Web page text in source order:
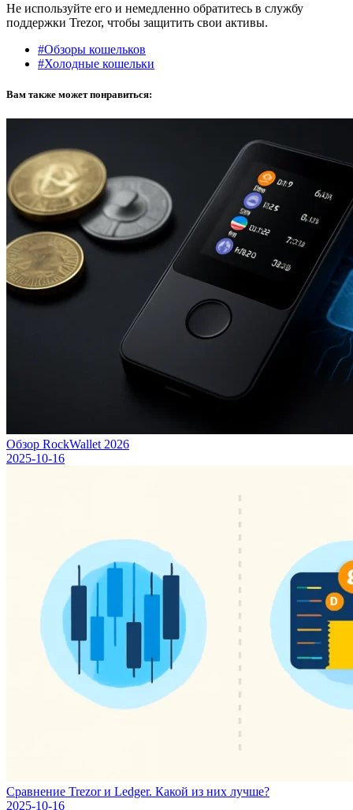
Не используйте его и немедленно обратитесь в службу
поддержки Trezor, чтобы защитить свои активы.
#Обзоры кошельков
#Холодные кошельки
Вам также может понравиться:
Обзор RockWallet 2026
2025-10-16
Сравнение Trezor и Ledger. Какой из них лучше?
2025-10-16